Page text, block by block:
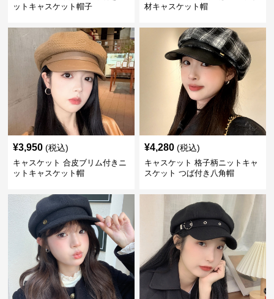
ットキャスケット帽子
材キャスケット帽
¥3,950 (税込)
キャスケット 合皮ブリム付きニ
ットキャスケット帽
¥4,280 (税込)
キャスケット 格子柄ニットキャ
スケット つば付き八角帽